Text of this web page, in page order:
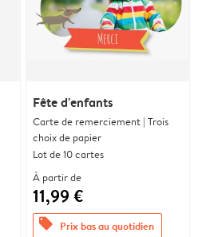
Fête d'enfants
Carte de remerciement | Trois
choix de papier
Lot de 10 cartes
À partir de
11,99 €
offers Prix bas au quotidien